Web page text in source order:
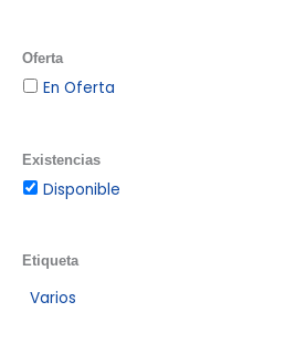
Oferta
En Oferta
Existencias
Disponible
Etiqueta
Varios